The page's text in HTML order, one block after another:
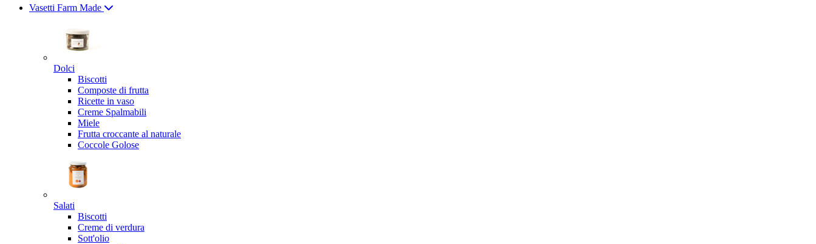
Vasetti Farm Made
Dolci
Biscotti
Composte di frutta
Ricette in vaso
Creme Spalmabili
Miele
Frutta croccante al naturale
Coccole Golose
Salati
Biscotti
Creme di verdura
Sott'olio